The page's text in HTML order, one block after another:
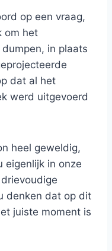
op een vraag,
om het
in plaats
dat al het
werd uitgevoerd
heel geweldig,
eigenlijk in onze
denken dat op dit
juiste moment is